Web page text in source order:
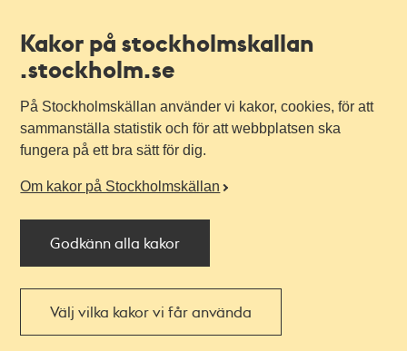
Kakor på stockholmskallan
.stockholm.se
På Stockholmskällan använder vi kakor, cookies, för att
sammanställa statistik och för att webbplatsen ska
fungera på ett bra sätt för dig.
Om kakor på Stockholmskällan
Godkänn alla kakor
Välj vilka kakor vi får använda